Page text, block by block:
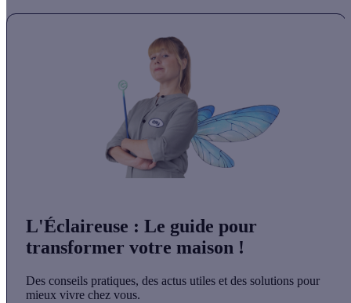
L'Éclaireuse : Le guide pour
transformer votre maison !
Des conseils pratiques, des actus utiles et des solutions pour
mieux vivre chez vous.